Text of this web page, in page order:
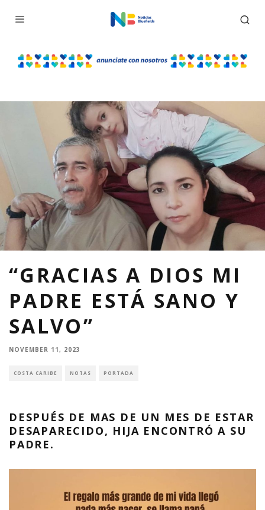
“GRACIAS A DIOS MI
PADRE ESTÁ SANO Y
SALVO”
NOVEMBER 11, 2023
COSTA CARIBE NOTAS PORTADA
DESPUÉS DE MAS DE UN MES DE ESTAR
DESAPARECIDO, HIJA ENCONTRÓ A SU
PADRE.